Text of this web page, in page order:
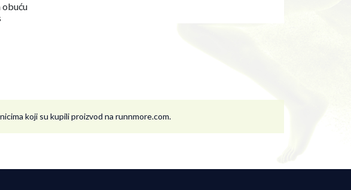
obuću
koji su kupili proizvod na runnmore.com.